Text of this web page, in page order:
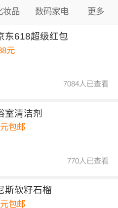
妆品 数码家电 更多
东618超级红包
元
7084人已查看
室清洁剂
包邮
770人已查看
斯软籽石榴
包邮